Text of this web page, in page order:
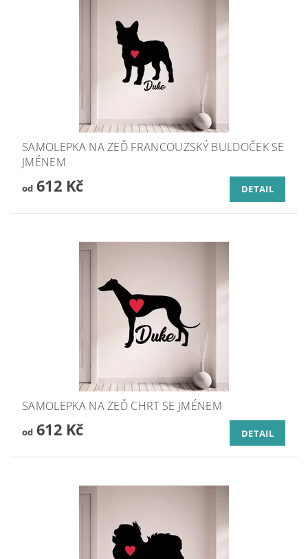
SAMOLEPKA NA ZEĎ FRANCOUZSKÝ BULDOČEK SE
JMÉNEM
od612 Kč DETAIL
SAMOLEPKA NA ZEĎ CHRT SE JMÉNEM
od612 Kč DETAIL